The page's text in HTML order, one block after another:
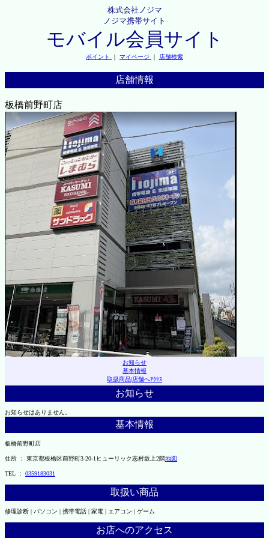
株式会社ノジマ
ノジマ携帯サイト
モバイル会員サイト
ポイント ｜ マイページ ｜ 店舗検索
店舗情報
板橋前野町店
お知らせ
基本情報
取扱商品|店舗へｱｸｾｽ
お知らせ
お知らせはありません。
基本情報
板橋前野町店
住所 ： 東京都板橋区前野町3-20-1ヒューリック志村坂上2階地図
TEL ： 0359183031
取扱い商品
修理診断 | パソコン | 携帯電話 | 家電 | エアコン | ゲーム
お店へのアクセス